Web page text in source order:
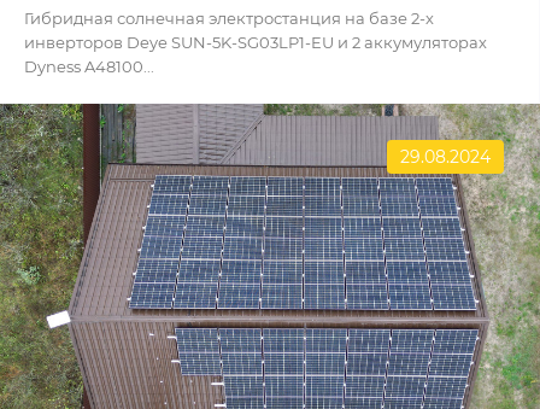
Гибридная солнечная электростанция на базе 2-х
инверторов Deye SUN-5K-SG03LP1-EU и 2 аккумуляторах
Dyness A48100...
29.08.2024